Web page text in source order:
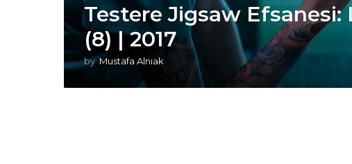
Testere Jigsaw Efsanesi:
(8) | 2017
by Mustafa Alnıak